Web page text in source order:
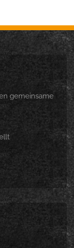
gemeinsame